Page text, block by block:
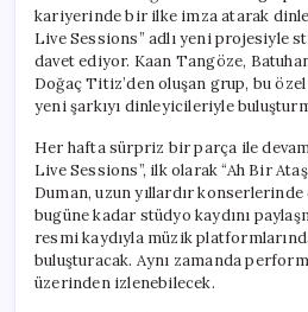
kariyerinde bir ilke imza atarak
Live Sessions” adlı yeni projesiyle
davet ediyor. Kaan Tangöze,
Doğaç Titiz’den oluşan grup, bu
yeni şarkıyı dinleyicileriyle
Her hafta sürpriz bir parça ile
Live Sessions”, ilk olarak “Ah Bir Ataş
Duman, uzun yıllardır
bugüne kadar stüdyo kaydını
resmi kaydıyla müzik
buluşturacak. Aynı zamanda
üzerinden izlenebilecek.